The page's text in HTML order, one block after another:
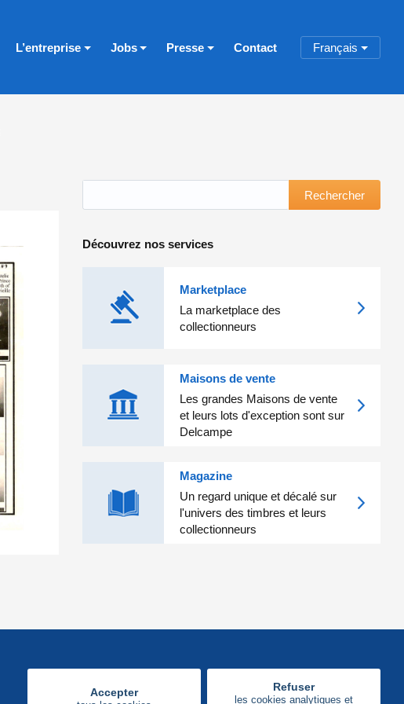
L’entreprise Jobs Presse Contact Français
Rechercher
Découvrez nos services
Marketplace
La marketplace des
collectionneurs
Maisons de vente
Les grandes Maisons de vente
et leurs lots d'exception sont sur
Delcampe
Magazine
Un regard unique et décalé sur
l'univers des timbres et leurs
collectionneurs
Accepter Refuser
les cookies analytiques et